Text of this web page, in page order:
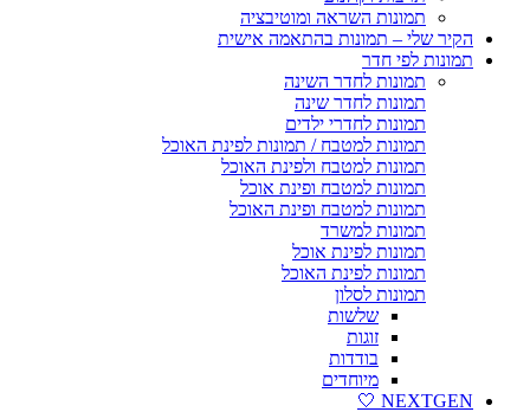
תמונות השראה ומוטיבציה
הקיר שלי – תמונות בהתאמה אישית
תמונות לפי חדר
תמונות לחדר השינה
תמונות לחדר שינה
תמונות לחדרי ילדים
תמונות למטבח / תמונות לפינת האוכל
תמונות למטבח ולפינת האוכל
תמונות למטבח ופינת אוכל
תמונות למטבח ופינת האוכל
תמונות למשרד
תמונות לפינת אוכל
תמונות לפינת האוכל
תמונות לסלון
שלשות
זוגות
בודדות
מיוחדים
NEXTGEN 🤍